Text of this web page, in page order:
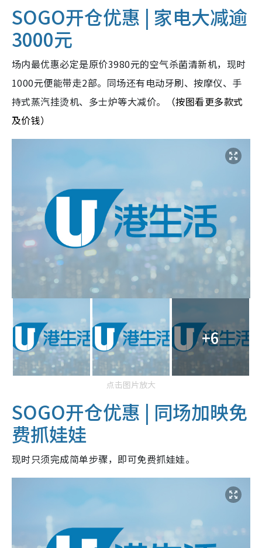
SOGO开仓优惠 | 家电大减逾
3000元
场内最优惠必定是原价3980元的空气杀菌清新机，现时
1000元便能带走2部。同场还有电动牙刷、按摩仪、手
持式蒸汽挂烫机、多士炉等大减价。
（按图看更多款式
及价钱）
+6
点击图片放大
SOGO开仓优惠 | 同场加映免
费抓娃娃
现时只须完成简单步骤，即可免费抓娃娃。